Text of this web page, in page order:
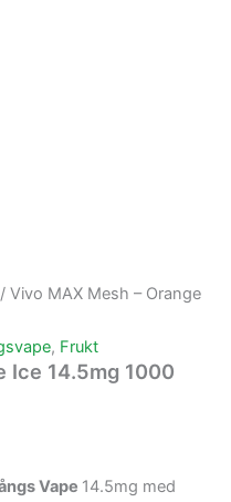
/ Vivo MAX Mesh – Orange
, Frukt
Ice 14.5mg 1000
Vape 14.5mg med